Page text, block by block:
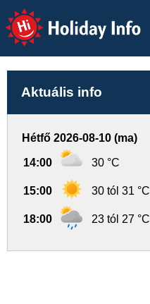
Holiday Info
Aktuális info
Hétfő 2026-08-10 (ma)
14:00 30 °C
15:00 30 tól 31 °C
18:00 23 tól 27 °C